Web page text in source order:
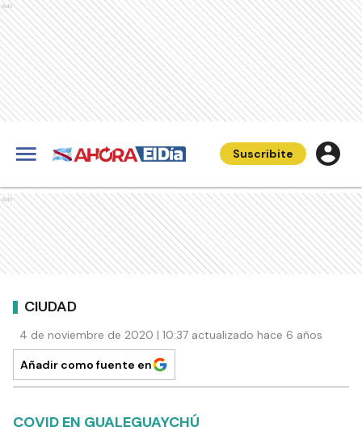
Ads
Suscribite
Ads
CIUDAD
4 de noviembre de 2020 | 10:37 actualizado hace 6 años
Añadir como fuente en
COVID EN GUALEGUAYCHÚ